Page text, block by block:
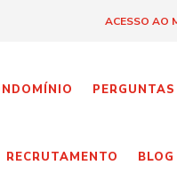
ACESSO AO
RECRUTAMENTO BLOG